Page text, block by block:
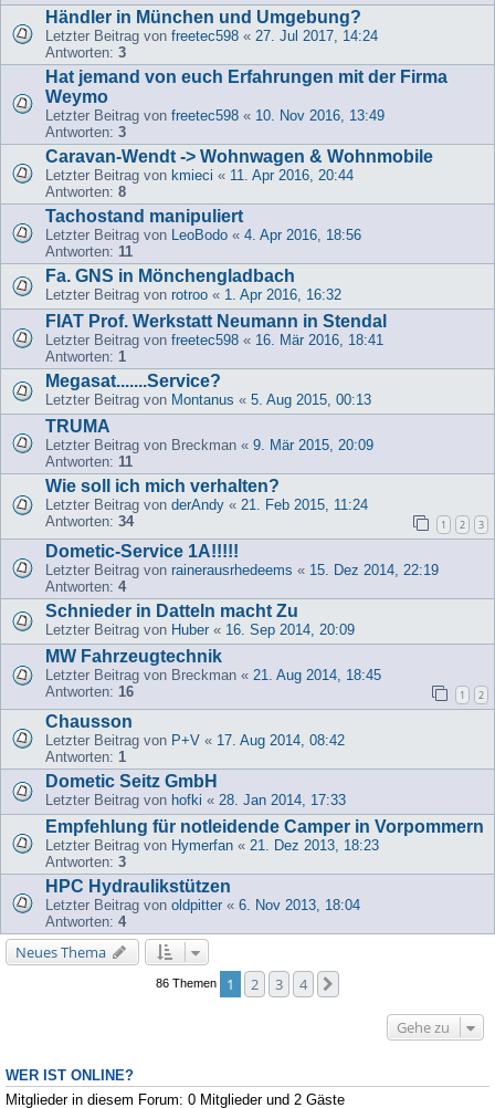
Händler in München und Umgebung?
Letzter Beitrag von freetec598 « 27. Jul 2017, 14:24
Antworten: 3
Hat jemand von euch Erfahrungen mit der Firma
Weymo
Letzter Beitrag von freetec598 « 10. Nov 2016, 13:49
Antworten: 3
Caravan-Wendt -> Wohnwagen & Wohnmobile
Letzter Beitrag von kmieci « 11. Apr 2016, 20:44
Antworten: 8
Tachostand manipuliert
Letzter Beitrag von LeoBodo « 4. Apr 2016, 18:56
Antworten: 11
Fa. GNS in Mönchengladbach
Letzter Beitrag von rotroo « 1. Apr 2016, 16:32
FIAT Prof. Werkstatt Neumann in Stendal
Letzter Beitrag von freetec598 « 16. Mär 2016, 18:41
Antworten: 1
Megasat.......Service?
Letzter Beitrag von Montanus « 5. Aug 2015, 00:13
TRUMA
Letzter Beitrag von Breckman « 9. Mär 2015, 20:09
Antworten: 11
Wie soll ich mich verhalten?
Letzter Beitrag von derAndy « 21. Feb 2015, 11:24
Antworten: 34 1 2 3
Dometic-Service 1A!!!!!
Letzter Beitrag von rainerausrhedeems « 15. Dez 2014, 22:19
Antworten: 4
Schnieder in Datteln macht Zu
Letzter Beitrag von Huber « 16. Sep 2014, 20:09
MW Fahrzeugtechnik
Letzter Beitrag von Breckman « 21. Aug 2014, 18:45
Antworten: 16 1 2
Chausson
Letzter Beitrag von P+V « 17. Aug 2014, 08:42
Antworten: 1
Dometic Seitz GmbH
Letzter Beitrag von hofki « 28. Jan 2014, 17:33
Empfehlung für notleidende Camper in Vorpommern
Letzter Beitrag von Hymerfan « 21. Dez 2013, 18:23
Antworten: 3
HPC Hydraulikstützen
Letzter Beitrag von oldpitter « 6. Nov 2013, 18:04
Antworten: 4
Neues Thema
86 Themen 1 2 3 4
Gehe zu
WER IST ONLINE?
Mitglieder in diesem Forum: 0 Mitglieder und 2 Gäste